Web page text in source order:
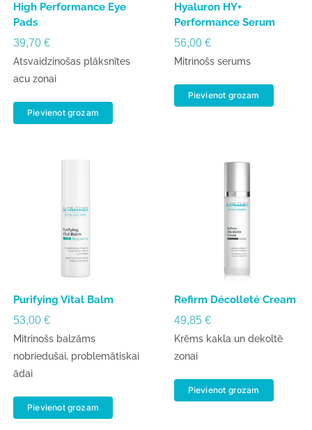
High Performance Eye
Pads
39,70€
Atsvaidzinošas plāksnītes
acu zonai
Pievienot grozam
Hyaluron HY+
Performance Serum
56,00 €
Mitrinošs serums
Pievienot grozam
Purifying Vital Balm
53,00€
Mitrinošs balzāms
nobriedušai, problemātiskai
ādai
Pievienot grozam
Refirm Décolleté Cream
49,85 €
Krēms kakla un dekoltē
zonai
Pievienot grozam